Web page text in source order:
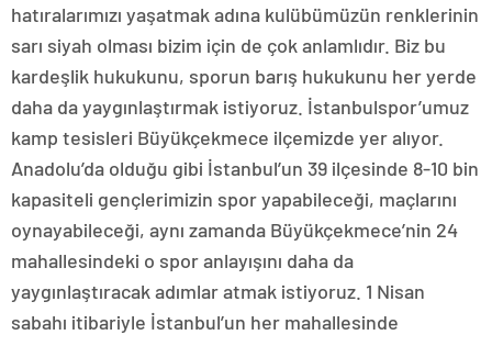
hatıralarımızı yaşatmak adına kulübümüzün renklerinin
sarı siyah olması bizim için de çok anlamlıdır. Biz bu
kardeşlik hukukunu, sporun barış hukukunu her yerde
daha da yaygınlaştırmak istiyoruz. İstanbulspor’umuz
kamp tesisleri Büyükçekmece ilçemizde yer alıyor.
Anadolu’da olduğu gibi İstanbul’un 39 ilçesinde 8-10 bin
kapasiteli gençlerimizin spor yapabileceği, maçlarını
oynayabileceği, aynı zamanda Büyükçekmece’nin 24
mahallesindeki o spor anlayışını daha da
yaygınlaştıracak adımlar atmak istiyoruz. 1 Nisan
sabahı itibariyle İstanbul’un her mahallesinde